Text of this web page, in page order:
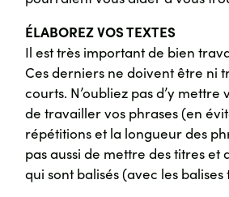
ÉLABOREZ VOS TEXTES
Il est très important de bien
Ces derniers ne doivent être ni
courts. N’oubliez pas d’y mettre
de travailler vos phrases (en
répétitions et la longueur des
pas aussi de mettre des titres et
qui sont balisés (avec les balises